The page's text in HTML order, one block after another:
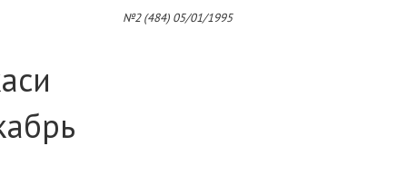
4
№2 (484) 05/01/1995